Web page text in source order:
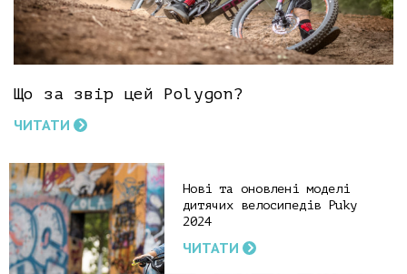
Що за звір цей Polygon?
ЧИТАТИ
Нові та оновлені моделі
дитячих велосипедів Puky
2024
ЧИТАТИ